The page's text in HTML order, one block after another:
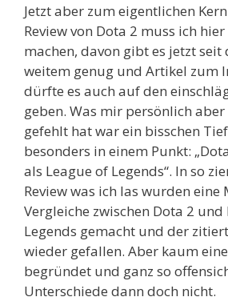
Jetzt aber zum eigentlichen
Review von Dota 2 muss ich
machen, davon gibt es jetzt seit
weitem genug und Artikel zum
dürfte es auch auf den
geben. Was mir persönlich aber
gefehlt hat war ein bisschen
besonders in einem Punkt:
als League of Legends“. In so
Review was ich las wurden eine
Vergleiche zwischen Dota 2 und
Legends gemacht und der
wieder gefallen. Aber kaum
begründet und ganz so
Unterschiede dann doch nicht.